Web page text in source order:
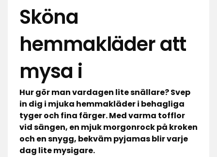
Sköna
hemmakläder att
mysa i
Hur gör man vardagen lite snällare? Svep
in dig i mjuka hemmakläder i behagliga
tyger och fina färger. Med varma tofflor
vid sängen, en mjuk morgonrock på kroken
och en snygg, bekväm pyjamas blir varje
dag lite mysigare.